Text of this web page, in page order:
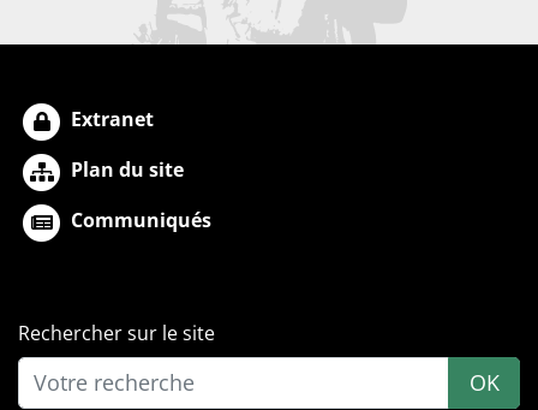
Extranet
Plan du site
Communiqués
Rechercher sur le site
OK